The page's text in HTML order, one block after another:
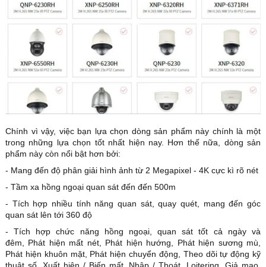
Chính vì vậy, việc bạn lựa chọn dòng sản phẩm này chính là một
trong những lựa chọn tốt nhất hiện nay. Hơn thế nữa, dòng sản
phẩm này còn nổi bật hơn bởi:
- Mang đến độ phân giải hình ảnh từ 2 Megapixel - 4K cực kì rõ nét
- Tầm xa hồng ngoại quan sát đến đến 500m
- Tích hợp nhiều tính năng quan sát, quay quét, mang đến góc
quan sát lên tới 360 độ
- Tích hợp chức năng hồng ngoại, quan sát tốt cả ngày và
đêm, Phát hiện mất nét, Phát hiện hướng, Phát hiện sương mù,
Phát hiện khuôn mặt, Phát hiện chuyển động, Theo dõi tự động kỹ
thuật số, Xuất hiện / Biến mất, Nhập / Thoát, Loitering, Giả mạo,